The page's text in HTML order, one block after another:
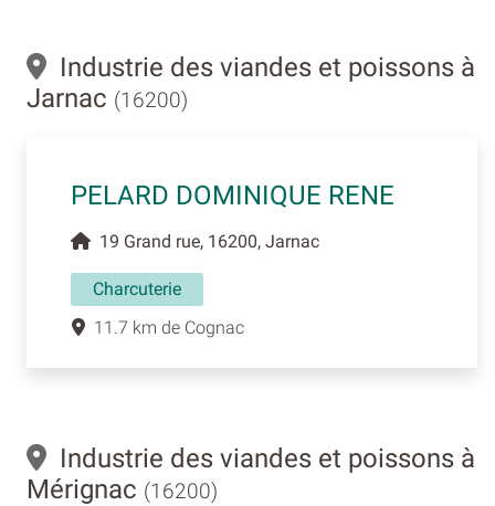
Industrie des viandes et poissons à
Jarnac (16200)
PELARD DOMINIQUE RENE
19 Grand rue, 16200, Jarnac
Charcuterie
11.7 km de Cognac
Industrie des viandes et poissons à
Mérignac (16200)